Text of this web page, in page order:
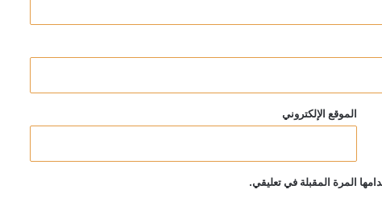
الموقع الإلكتروني
المرة المقبلة في تعليقي.